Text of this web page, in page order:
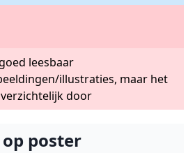
leesbaar
illustraties, maar het
door
poster